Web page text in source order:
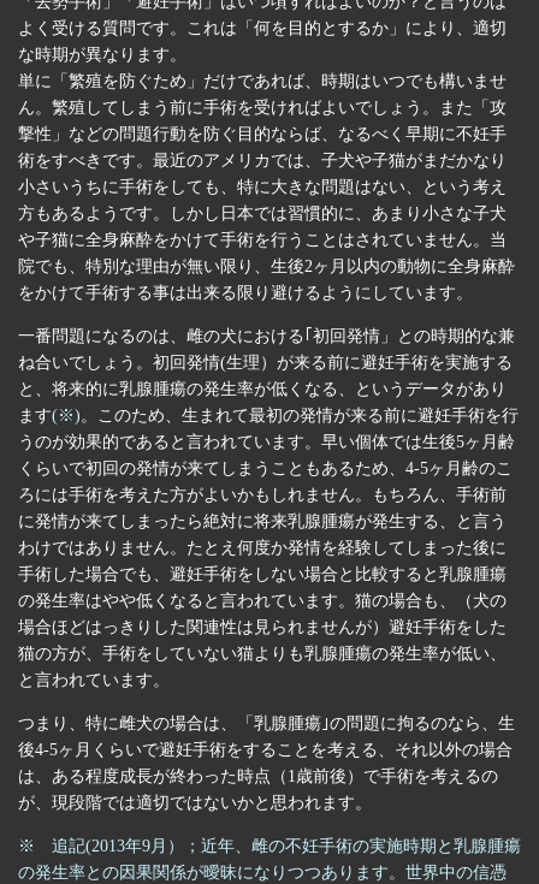
よく受ける質問です。これは「何を目的とするか」により、適切
な時期が異なります。
単に「繁殖を防ぐため」だけであれば、時期はいつでも構いませ
ん。繁殖してしまう前に手術を受ければよいでしょう。また「攻
撃性」などの問題行動を防ぐ目的ならば、なるべく早期に不妊手
術をすべきです。最近のアメリカでは、子犬や子猫がまだかなり
小さいうちに手術をしても、特に大きな問題はない、という考え
方もあるようです。しかし日本では習慣的に、あまり小さな子犬
や子猫に全身麻酔をかけて手術を行うことはされていません。当
院でも、特別な理由が無い限り、生後2ヶ月以内の動物に全身麻酔
をかけて手術する事は出来る限り避けるようにしています。
一番問題になるのは、雌の犬における｢初回発情」との時期的な兼
ね合いでしょう。初回発情(生理）が来る前に避妊手術を実施する
と、将来的に乳腺腫瘍の発生率が低くなる、というデータがあり
ます(※)。このため、生まれて最初の発情が来る前に避妊手術を行
うのが効果的であると言われています。早い個体では生後5ヶ月齢
くらいで初回の発情が来てしまうこともあるため、4-5ヶ月齢のこ
ろには手術を考えた方がよいかもしれません。もちろん、手術前
に発情が来てしまったら絶対に将来乳腺腫瘍が発生する、と言う
わけではありません。たとえ何度か発情を経験してしまった後に
手術した場合でも、避妊手術をしない場合と比較すると乳腺腫瘍
の発生率はやや低くなると言われています。猫の場合も、（犬の
場合ほどはっきりした関連性は見られませんが）避妊手術をした
猫の方が、手術をしていない猫よりも乳腺腫瘍の発生率が低い、
と言われています。
つまり、特に雌犬の場合は、「乳腺腫瘍｣の問題に拘るのなら、生
後4-5ヶ月くらいで避妊手術をすることを考える、それ以外の場合
は、ある程度成長が終わった時点（1歳前後）で手術を考えるの
が、現段階では適切ではないかと思われます。
※ 追記(2013年9月）；近年、雌の不妊手術の実施時期と乳腺腫瘍
の発生率との因果関係が曖昧になりつつあります。世界中の信憑